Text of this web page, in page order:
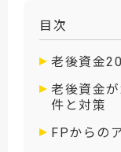
目次
老後資金
老後資金
件と対策
FPからの